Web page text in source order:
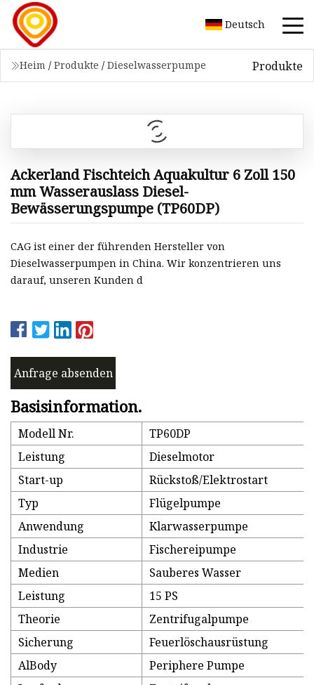
Deutsch
Heim / Produkte / Dieselwasserpumpe Produkte
Ackerland Fischteich Aquakultur 6 Zoll 150
mm Wasserauslass Diesel-
Bewässerungspumpe (TP60DP)
CAG ist einer der führenden Hersteller von
Dieselwasserpumpen in China. Wir konzentrieren uns
darauf, unseren Kunden d
Anfrage absenden
Basisinformation.
Modell Nr.
TP60DP
Leistung
Dieselmotor
Start-up
Rückstoß/Elektrostart
Typ
Flügelpumpe
Anwendung
Klarwasserpumpe
Industrie
Fischereipumpe
Medien
Sauberes Wasser
Leistung
15 PS
Theorie
Zentrifugalpumpe
Sicherung
Feuerlöschausrüstung
AlBody
Periphere Pumpe